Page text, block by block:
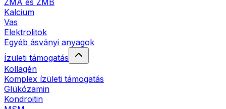
ZMA és ZMB
Kalcium
Vas
Elektrolitok
Egyéb ásványi anyagok
Ízületi támogatás
Kollagén
Komplex ízületi támogatás
Glükózamin
Kondroitin